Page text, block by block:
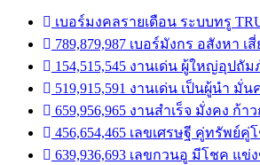
เบอร์มงคลรายเดือน ระบบทรู
789,879,987 เบอร์มังกร อสังหา เ
154,515,545 งานเด่น ผู้ใหญ่อุปถั
519,915,591 งานเด่น เป็นผู้นำ มั่น
659,956,965 งานสำเร็จ มั่งคง ก้า
456,654,465 เลขเศรษฐี คู่ทรัพย์คู่
639,936,693 เลขกวนอู มีโชค แข่